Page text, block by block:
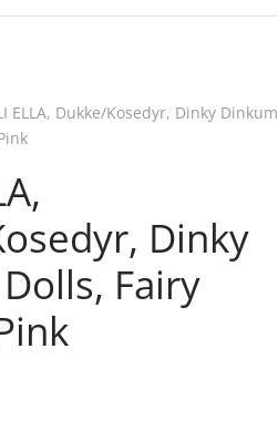
ELLA, Dukke/Kosedyr, Dinky Dinkum
Dinky
Fairy